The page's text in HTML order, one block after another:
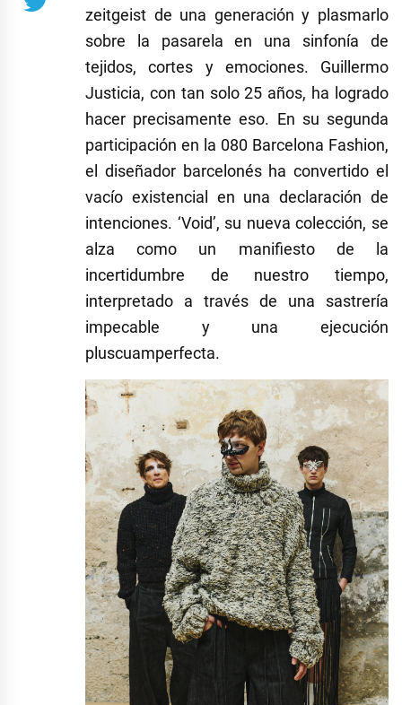
zeitgeist de una generación y plasmarlo
sobre la pasarela en una sinfonía de
tejidos, cortes y emociones. Guillermo
Justicia, con tan solo 25 años, ha logrado
hacer precisamente eso. En su segunda
participación en la 080 Barcelona Fashion,
el diseñador barcelonés ha convertido el
vacío existencial en una declaración de
intenciones. ‘Void’, su nueva colección, se
alza como un manifiesto de la
incertidumbre de nuestro tiempo,
interpretado a través de una sastrería
impecable y una ejecución
pluscuamperfecta.